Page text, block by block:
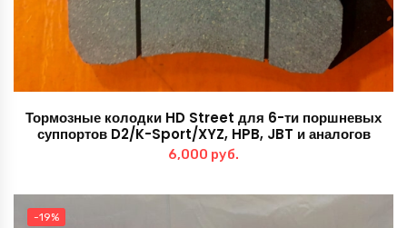
Тормозные колодки HD Street для 6-ти поршневых
суппортов D2/K-Sport/XYZ, HPB, JBT и аналогов
6,000 руб.
-19%